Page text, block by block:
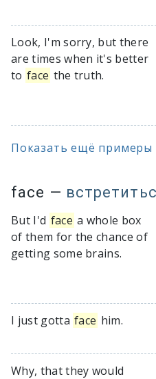
Look, I'm sorry, but there
are times when it's better
to face the truth.
Показать ещё примеры
face —
But I'd face a whole box
of them for the chance of
getting some brains.
I just gotta face him.
Why, that they would